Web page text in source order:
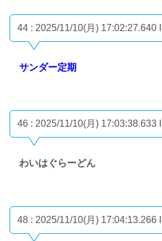
44 : 2025/11/10(月) 17:02:27.640
サンダー定期
46 : 2025/11/10(月) 17:03:38.633
わいはぐらーどん
48 : 2025/11/10(月) 17:04:13.266